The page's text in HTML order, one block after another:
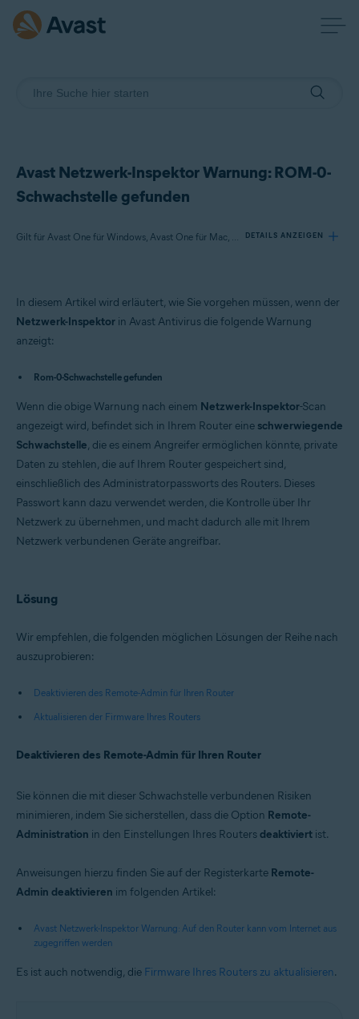
Avast Netzwerk-Inspektor Warnung: ROM-0-
Schwachstelle gefunden
Gilt für Avast One für Windows, Avast One für Mac, Avast Premium Security für Windows, Avast Free Antivirus für Windows, Avast Premium Security für Mac, Avast Security für Mac DETAILS ANZEIGEN
Produkte:
Avast One 22.x für Windows
Avast Premium Security 22.x für Windows
Avast Premium Security 15.x für Mac
Betriebssysteme:
Microsoft Windows 11 Home / Pro / Enterprise / Education
Microsoft Windows 10 Home/Pro/Enterprise/Education – 32-/64-Bit
Microsoft Windows 8 Home/Pro/Enterprise/Education – 32-/64-Bit
Microsoft Windows 7 Home Basic/Home
Premium/Professional/Enterprise/Ultimate – Service Pack 1 mit
Apple macOS 12.x (Monterey)
Apple macOS 10.13.x (High Sierra)
Apple Mac OS X 10.11.x (El Capitan)
In diesem Artikel wird erläutert, wie Sie vorgehen müssen, wenn der
Netzwerk-Inspektor in Avast Antivirus die folgende Warnung
anzeigt:
Rom-0-Schwachstelle gefunden
Wenn die obige Warnung nach einem Netzwerk-Inspektor-Scan
angezeigt wird, befindet sich in Ihrem Router eine schwerwiegende
Schwachstelle, die es einem Angreifer ermöglichen könnte, private
Daten zu stehlen, die auf Ihrem Router gespeichert sind,
einschließlich des Administratorpassworts des Routers. Dieses
Passwort kann dazu verwendet werden, die Kontrolle über Ihr
Netzwerk zu übernehmen, und macht dadurch alle mit Ihrem
Netzwerk verbundenen Geräte angreifbar.
Lösung
Wir empfehlen, die folgenden möglichen Lösungen der Reihe nach
auszuprobieren:
Deaktivieren des Remote-Admin für Ihren Router
Aktualisieren der Firmware Ihres Routers
Deaktivieren des Remote-Admin für Ihren Router
Sie können die mit dieser Schwachstelle verbundenen Risiken
minimieren, indem Sie sicherstellen, dass die Option Remote-
Administration in den Einstellungen Ihres Routersdeaktiviert ist.
Anweisungen hierzu finden Sie auf der Registerkarte Remote-
Admin deaktivieren im folgenden Artikel:
Avast Netzwerk-Inspektor Warnung: Auf den Router kann vom Internet aus
zugegriffen werden
Es ist auch notwendig, die Firmware Ihres Routers zu aktualisieren.